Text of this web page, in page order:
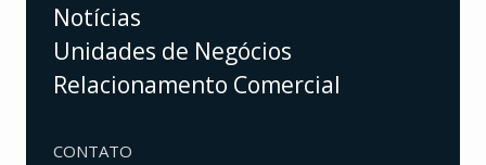
Notícias
Unidades de Negócios
Relacionamento Comercial
CONTATO